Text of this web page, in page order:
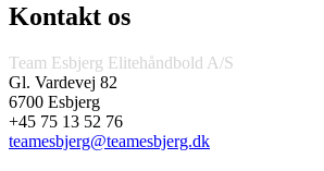
Kontakt os
Team Esbjerg Elitehåndbold A/S
Gl. Vardevej 82
6700 Esbjerg
+45 75 13 52 76
teamesbjerg@teamesbjerg.dk